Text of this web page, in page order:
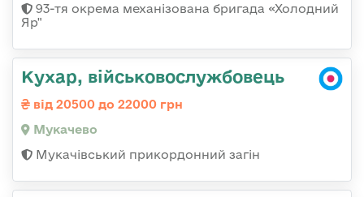
93-тя окрема механізована бригада «Холодний
Яр"
Кухар, військовослужбовець
від 20500 до 22000 грн
Мукачево
Мукачівський прикордонний загін